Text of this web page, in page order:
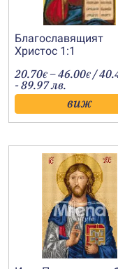
Благославящият
Христос 1:1
20.70€ –46.00€Price
range:
/
- 89.97 лв.
виж